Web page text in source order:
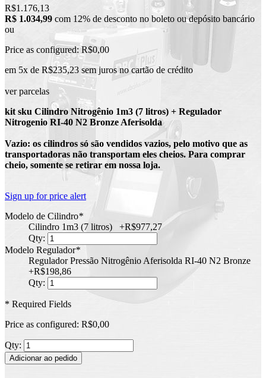
R$1.176,13
R$ 1.034,99 com 12% de desconto no boleto ou depósito bancário
ou
Price as configured: R$0,00
em 5x de R$235,23 sem juros no cartão de crédito
ver parcelas
kit sku Cilindro Nitrogênio 1m3 (7 litros) + Regulador
Nitrogenio RI-40 N2 Bronze Aferisolda
Vazio: os cilindros só são vendidos vazios, pelo motivo que as
transportadoras não transportam eles cheios. Para comprar
cheio, somente se retirar em nossa loja.
Sign up for price alert
Modelo de Cilindro*
Cilindro 1m3 (7 litros) +R$977,27
Qty:
Modelo Regulador*
Regulador Pressão Nitrogênio Aferisolda RI-40 N2 Bronze
+R$198,86
Qty:
* Required Fields
Price as configured: R$0,00
Qty:
Adicionar ao pedido